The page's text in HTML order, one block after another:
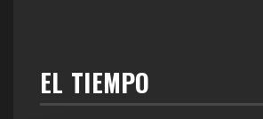
EL TIEMPO